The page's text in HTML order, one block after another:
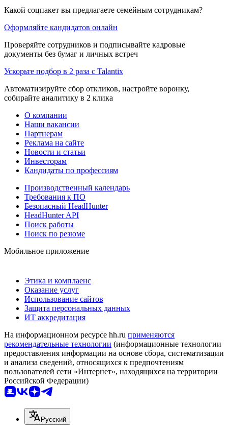
Какой соцпакет вы предлагаете семейным сотрудникам?
Оформляйте кандидатов онлайн
Проверяйте сотрудников и подписывайте кадровые
документы без бумаг и личных встреч
Ускорьте подбор в 2 раза с Talantix
Автоматизируйте сбор откликов, настройте воронку,
собирайте аналитику в 2 клика
О компании
Наши вакансии
Партнерам
Реклама на сайте
Новости и статьи
Инвесторам
Кандидаты по профессиям
Производственный календарь
Требования к ПО
Безопасный HeadHunter
HeadHunter API
Поиск работы
Поиск по резюме
Мобильное приложение
Этика и комплаенс
Оказание услуг
Использование сайтов
Защита персональных данных
ИТ аккредитация
На информационном ресурсе hh.ru применяются
рекомендательные технологии (информационные технологии
предоставления информации на основе сбора, систематизации
и анализа сведений, относящихся к предпочтениям
пользователей сети «Интернет», находящихся на территории
Российской Федерации)
Русский